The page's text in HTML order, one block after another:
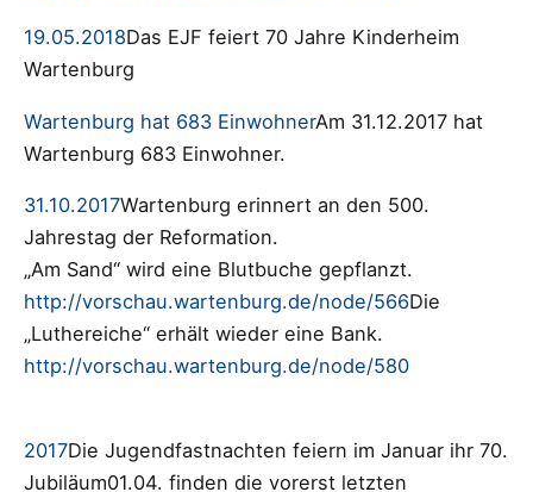
19.05.2018Das EJF feiert 70 Jahre Kinderheim
Wartenburg
Wartenburg hat 683 EinwohnerAm 31.12.2017 hat
Wartenburg 683 Einwohner.
31.10.2017Wartenburg erinnert an den 500.
Jahrestag der Reformation.
„Am Sand“ wird eine Blutbuche gepflanzt.
http://vorschau.wartenburg.de/node/566Die
„Luthereiche“ erhält wieder eine Bank.
http://vorschau.wartenburg.de/node/580
2017Die Jugendfastnachten feiern im Januar ihr 70.
Jubiläum01.04. finden die vorerst letzten